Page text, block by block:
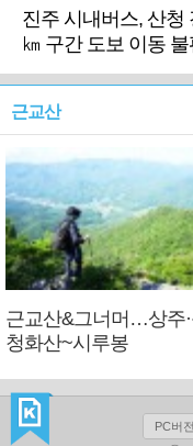
진주 시내버스, 산
㎞ 구간 도보 이동
근교산
근교산&그너머…상주
청화산~시루봉
PC버전